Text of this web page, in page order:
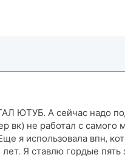
ЮТУБ. А сейчас надо
вк) не работал с
я использовала впн,
Я ставлю гордые